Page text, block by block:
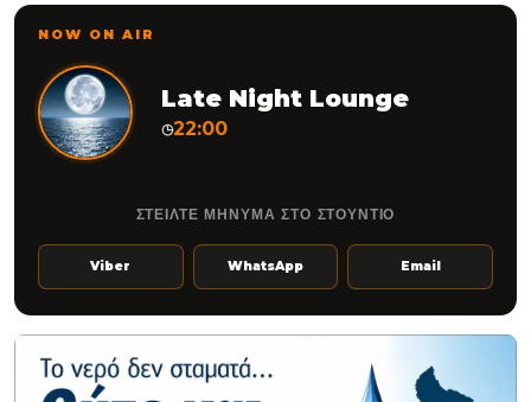
NOW ON AIR
Late Night Lounge
◷22:00
ΣΤΕΙΛΤΕ ΜΗΝΥΜΑ ΣΤΟ ΣΤΟΥΝΤΙΟ
Viber WhatsApp Email